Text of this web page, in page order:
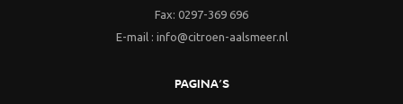
Fax: 0297-369 696
E-mail : info@citroen-aalsmeer.nl
PAGINA’S